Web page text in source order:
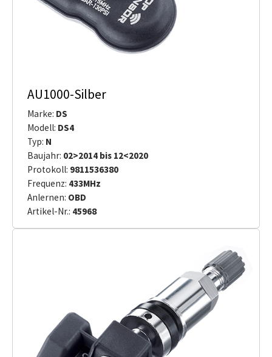
AU1000-Silber
Marke: DS
Modell: DS4
Typ: N
Baujahr: 02>2014 bis 12<2020
Protokoll: 9811536380
Frequenz: 433MHz
Anlernen: OBD
Artikel-Nr.: 45968